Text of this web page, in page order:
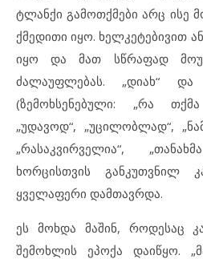
ტლანქი გამოთქმები არც ისე
ქმედითი იყო. ხელკეტებივით
იყო და მათ სწრაფად
ძალაუფლებას. „დიახ“ და
(ზემოხსენებული: „რა
„უდავოდ“, „უცილობლად“,
„რასაკვირველია“,
ხორცისთვის განკუთვნილ
ყველაფერი დამთავრდა.
ეს მოხდა მაშინ, როდესაც
შემოხლის ეპოქა დაიწყო.